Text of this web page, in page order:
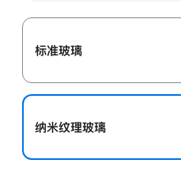
标准玻璃
纳米纹理玻璃